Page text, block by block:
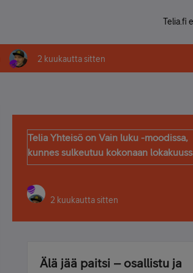
Telia.fi
2 kuukautta sitten
Telia Yhteisö on Vain luku -moodissa,
kunnes sulkeutuu kokonaan
2 kuukautta sitten
Älä jää paitsi – osallistu ja